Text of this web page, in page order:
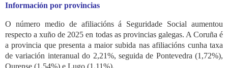
Información por provincias
O número medio de afiliacións á Seguridade Social aumentou
respecto a xuño de 2025 en todas as provincias galegas. A Coruña é
a provincia que presenta a maior subida nas afiliacións cunha taxa
de variación interanual do 2,21%, seguida de Pontevedra (1,72%),
Ourense (1,54%) e Lugo (1,11%).